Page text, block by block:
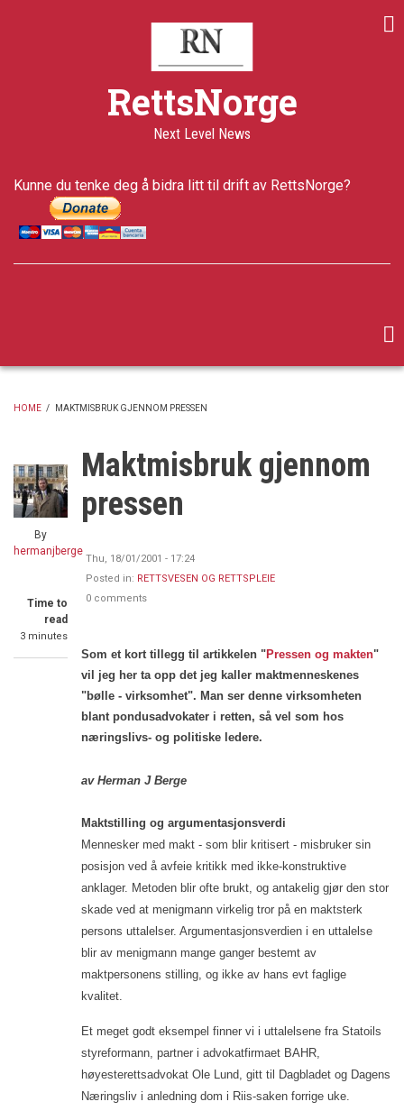
RettsNorge
Next Level News
Kunne du tenke deg å bidra litt til drift av RettsNorge?
HOME / MAKTMISBRUK GJENNOM PRESSEN
By
hermanjberge
Time to
read
3 minutes
Last
updated
5 years ago
Maktmisbruk gjennom
pressen
Thu, 18/01/2001 - 17:24
Posted in: RETTSVESEN OG RETTSPLEIE
0 comments
Som et kort tillegg til artikkelen "Pressen og makten"
vil jeg her ta opp det jeg kaller maktmenneskenes
"bølle - virksomhet". Man ser denne virksomheten
blant pondusadvokater i retten, så vel som hos
næringslivs- og politiske ledere.
av Herman J Berge
Maktstilling og argumentasjonsverdi
Mennesker med makt - som blir kritisert - misbruker sin
posisjon ved å avfeie kritikk med ikke-konstruktive
anklager. Metoden blir ofte brukt, og antakelig gjør den stor
skade ved at menigmann virkelig tror på en maktsterk
persons uttalelser. Argumentasjonsverdien i en uttalelse
blir av menigmann mange ganger bestemt av
maktpersonens stilling, og ikke av hans evt faglige
kvalitet.
Et meget godt eksempel finner vi i uttalelsene fra Statoils
styreformann, partner i advokatfirmaet BAHR,
høyesterettsadvokat Ole Lund, gitt til Dagbladet og Dagens
Næringsliv i anledning dom i Riis-saken forrige uke.